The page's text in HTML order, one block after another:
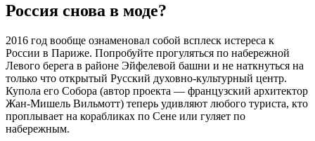
Россия снова в моде?
2016 год вообще ознаменовал собой всплеск истереса к
России в Париже. Попробуйте прогуляться по набережной
Левого берега в районе Эйфелевой башни и не наткнуться на
только что открытый Русский духовно-культурный центр.
Купола его Собора (автор проекта — французский архитектор
Жан-Мишель Вильмотт) теперь удивляют любого туриста, кто
проплывает на корабликах по Сене или гуляет по
набережным.